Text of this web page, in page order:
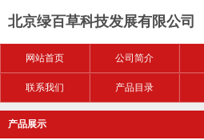
北京绿百草科技发展有限公司
网站首页 公司简介
联系我们 产品目录
产品展示